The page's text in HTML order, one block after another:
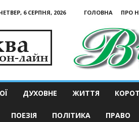
6 СЕРПНЯ, 2026 ГОЛОВНА ПРО
ДУХОВНЕ ЖИТТЯ
ПОЕЗІЯ ПОЛІТИКА ПРАВО